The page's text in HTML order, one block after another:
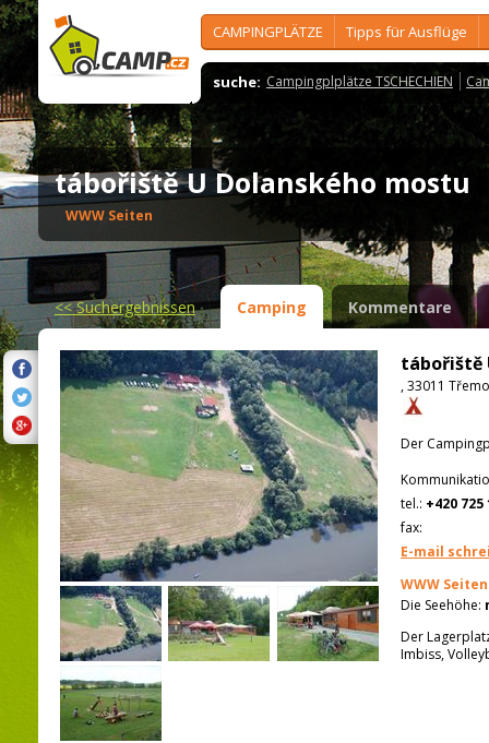
CAMPINGPLÄTZE Tipps für Ausflüge
suche: Campingplplätze TSCHECHIEN
tábořiště U Dolanského mostu
WWW Seiten
<<Suchergebnissen Camping Kommentare
tábořiště
, 33011
Der
tel.: +420 725
fax:
E-mail
WWW Seiten
Die Seehöhe:
Der
Imbiss,